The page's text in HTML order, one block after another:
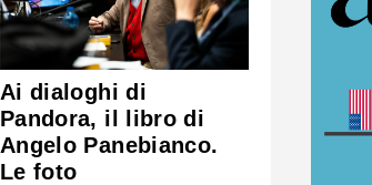
Ai dialoghi di
Pandora, il libro di
Angelo Panebianco.
Le foto